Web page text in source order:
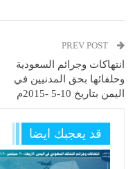
انتهاكات وجرائم السعودية
وحلفائها بحق المدنيين في
اليمن بتاريخ 10-5 -2015م
قد يعجبك ايضا